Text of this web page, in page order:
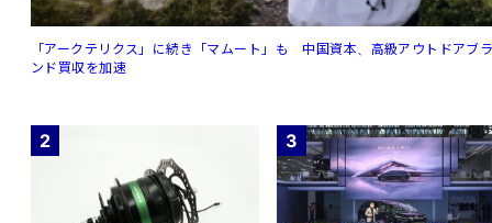
「アークテリクス」に続き「マムート」も 中国資本、高級アウトドアブ
ンド買収を加速
2 3